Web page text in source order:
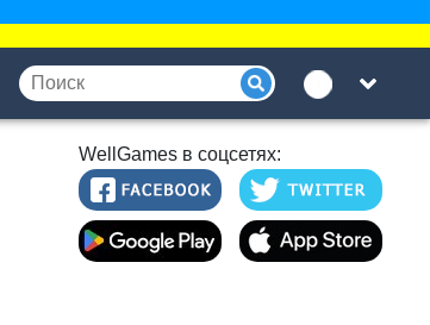
WellGames в соцсетях: